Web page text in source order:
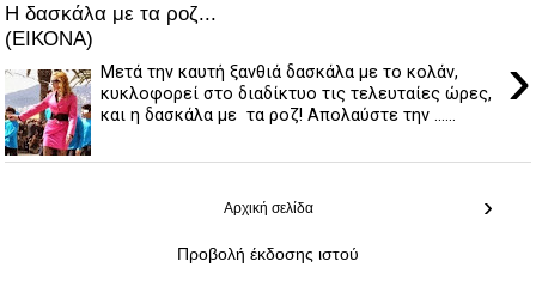
H δασκάλα με τα ροζ...
(ΕΙΚΟΝΑ)
›
Μετά την καυτή ξανθιά δασκάλα με το κολάν,
κυκλοφορεί στο διαδίκτυο τις τελευταίες ώρες,
και η δασκάλα με τα ροζ! Απολαύστε την ......
›
Αρχική σελίδα
Προβολή έκδοσης ιστού